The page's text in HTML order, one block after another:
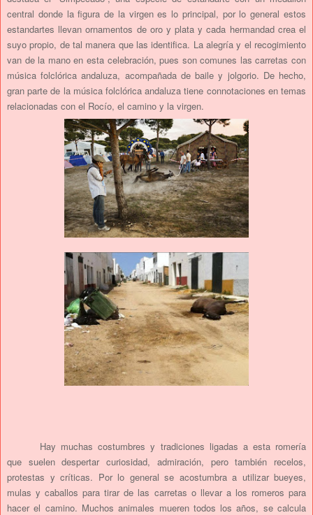
central donde la figura de la virgen es lo principal, por lo general estos
estandartes llevan ornamentos de oro y plata y cada hermandad crea el
suyo propio, de tal manera que las identifica. La alegría y el recogimiento
van de la mano en esta celebración, pues son comunes las carretas con
música folclórica andaluza, acompañada de baile y jolgorio. De hecho,
gran parte de la música folclórica andaluza tiene connotaciones en temas
relacionadas con el Rocío, el camino y la virgen.
Hay muchas costumbres y tradiciones ligadas a esta romería
que suelen despertar curiosidad, admiración, pero también recelos,
protestas y críticas. Por lo general se acostumbra a utilizar bueyes,
mulas y caballos para tirar de las carretas o llevar a los romeros para
hacer el camino. Muchos animales mueren todos los años, se calcula